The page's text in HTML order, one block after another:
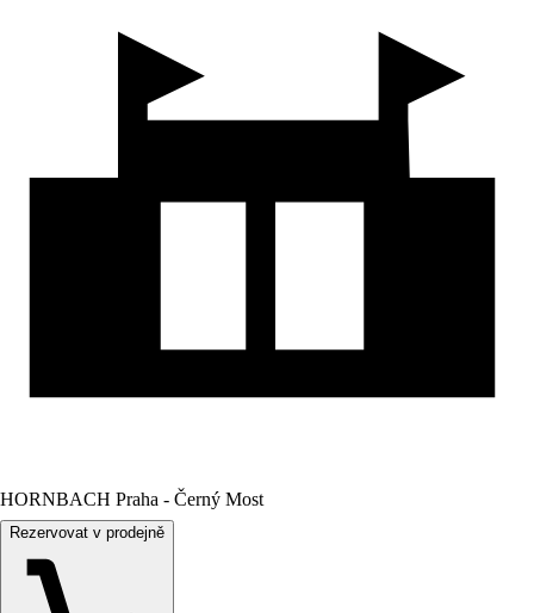
HORNBACH Praha - Černý Most
Rezervovat v prodejně